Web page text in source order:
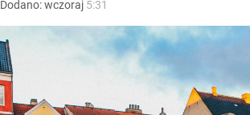
Dodano:wczoraj 5:31